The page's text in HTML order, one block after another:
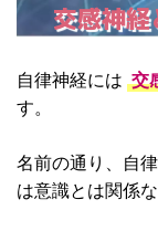
交感神経
自律神経には 交
す。
名前の通り、自
は意識とは関係